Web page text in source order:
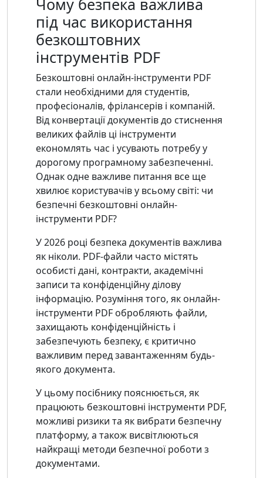
Чому безпека важлива
під час використання
безкоштовних
інструментів PDF
Безкоштовні онлайн-інструменти PDF
стали необхідними для студентів,
професіоналів, фрілансерів і компаній.
Від конвертації документів до стиснення
великих файлів ці інструменти
економлять час і усувають потребу у
дорогому програмному забезпеченні.
Однак одне важливе питання все ще
хвилює користувачів у всьому світі: чи
безпечні безкоштовні онлайн-
інструменти PDF?
У 2026 році безпека документів важлива
як ніколи. PDF-файли часто містять
особисті дані, контракти, академічні
записи та конфіденційну ділову
інформацію. Розуміння того, як онлайн-
інструменти PDF обробляють файли,
захищають конфіденційність і
забезпечують безпеку, є критично
важливим перед завантаженням будь-
якого документа.
У цьому посібнику пояснюється, як
працюють безкоштовні інструменти PDF,
можливі ризики та як вибрати безпечну
платформу, а також висвітлюються
найкращі методи безпечної роботи з
документами.